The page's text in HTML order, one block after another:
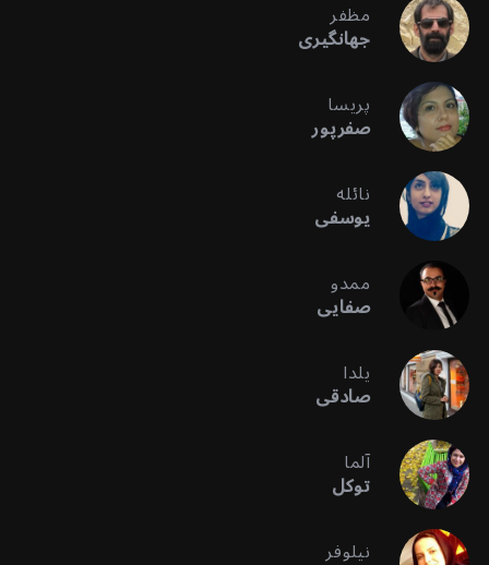
مظفر
جهانگیری
پریسا
صفرپور
نائله
یوسفی
ممدو
صفایی
یلدا
صادقی
آلما
توکل
نیلوفر